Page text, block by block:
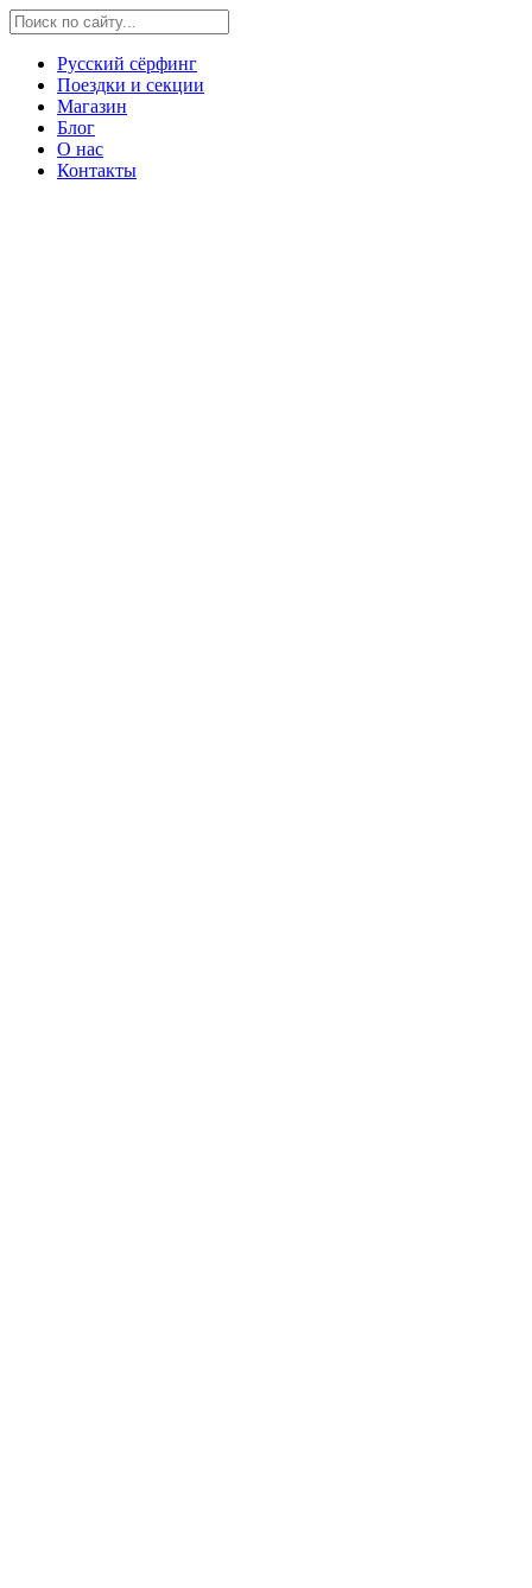
Русский сёрфинг
Поездки и секции
Магазин
Блог
О нас
Контакты